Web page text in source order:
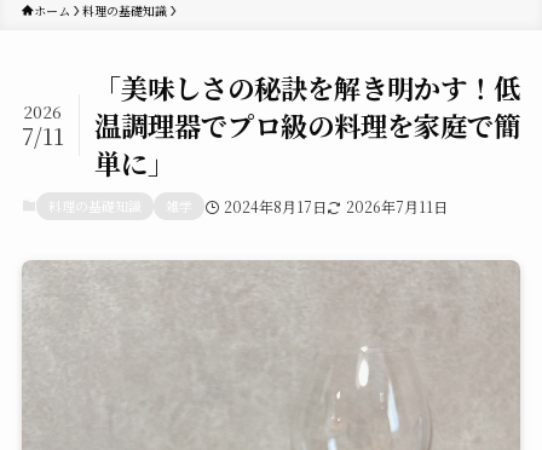
ホーム 料理の基礎知識
「美味しさの秘訣を解き明かす！低
温調理器でプロ級の料理を家庭で簡
単に」
2026
7/11
料理の基礎知識 雑学 2024年8月17日 2026年7月11日